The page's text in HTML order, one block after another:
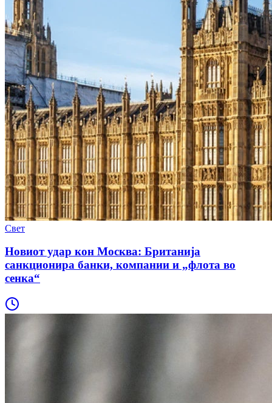
Свет
Новиот удар кон Москва: Британија
санкционира банки, компании и „флота во
сенка“